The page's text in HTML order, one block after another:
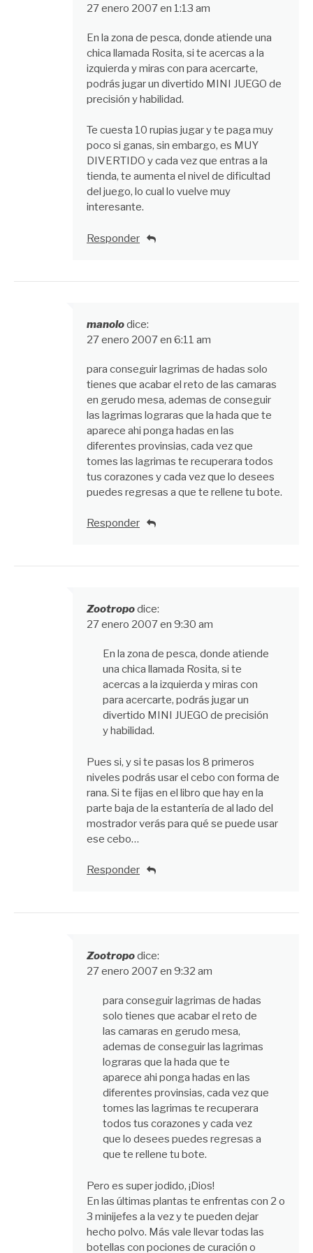
27 enero 2007 en 1:13 am
En la zona de pesca, donde atiende una
chica llamada Rosita, si te acercas a la
izquierda y miras con para acercarte,
podrás jugar un divertido MINI JUEGO de
precisión y habilidad.
Te cuesta 10 rupias jugar y te paga muy
poco si ganas, sin embargo, es MUY
DIVERTIDO y cada vez que entras a la
tienda, te aumenta el nivel de dificultad
del juego, lo cual lo vuelve muy
interesante.
Responder
manolodice:
27 enero 2007 en 6:11 am
para conseguir lagrimas de hadas solo
tienes que acabar el reto de las camaras
en gerudo mesa, ademas de conseguir
las lagrimas lograras que la hada que te
aparece ahi ponga hadas en las
diferentes provinsias, cada vez que
tomes las lagrimas te recuperara todos
tus corazones y cada vez que lo desees
puedes regresas a que te rellene tu bote.
Responder
Zootropodice:
27 enero 2007 en 9:30 am
En la zona de pesca, donde atiende
una chica llamada Rosita, si te
acercas a la izquierda y miras con
para acercarte, podrás jugar un
divertido MINI JUEGO de precisión
y habilidad.
Pues si, y si te pasas los 8 primeros
niveles podrás usar el cebo con forma de
rana. Si te fijas en el libro que hay en la
parte baja de la estantería de al lado del
mostrador verás para qué se puede usar
ese cebo…
Responder
Zootropodice:
27 enero 2007 en 9:32 am
para conseguir lagrimas de hadas
solo tienes que acabar el reto de
las camaras en gerudo mesa,
ademas de conseguir las lagrimas
lograras que la hada que te
aparece ahi ponga hadas en las
diferentes provinsias, cada vez que
tomes las lagrimas te recuperara
todos tus corazones y cada vez
que lo desees puedes regresas a
que te rellene tu bote.
Pero es super jodido, ¡Dios!
En las últimas plantas te enfrentas con 2 o
3 minijefes a la vez y te pueden dejar
hecho polvo. Más vale llevar todas las
botellas con pociones de curación o